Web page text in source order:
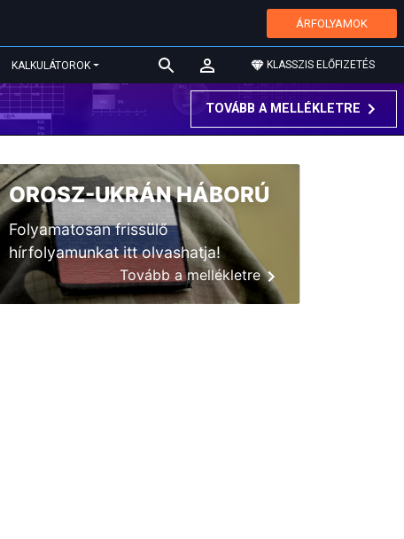
ÁRFOLYAMOK
KALKULÁTOROK KLASSZIS ELŐFIZETÉS
TOVÁBB A MELLÉKLETRE
OROSZ-UKRÁN HÁBORÚ
Folyamatosan frissülő
hírfolyamunkat itt olvashatja!
Tovább a mellékletre